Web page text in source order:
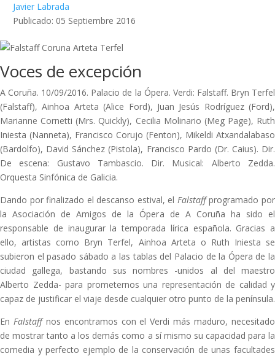
Javier Labrada
Publicado: 05 Septiembre 2016
Voces de excepción
A Coruña. 10/09/2016. Palacio de la Ópera. Verdi: Falstaff. Bryn Terfel
(Falstaff), Ainhoa Arteta (Alice Ford), Juan Jesús Rodríguez (Ford),
Marianne Cornetti (Mrs. Quickly), Cecilia Molinario (Meg Page), Ruth
Iniesta (Nanneta), Francisco Corujo (Fenton), Mikeldi Atxandalabaso
(Bardolfo), David Sánchez (Pistola), Francisco Pardo (Dr. Caius). Dir.
De escena: Gustavo Tambascio. Dir. Musical: Alberto Zedda.
Orquesta Sinfónica de Galicia.
Dando por finalizado el descanso estival, el Falstaffprogramado por
la Asociación de Amigos de la Ópera de A Coruña ha sido el
responsable de inaugurar la temporada lírica española. Gracias a
ello, artistas como Bryn Terfel, Ainhoa Arteta o Ruth Iniesta se
subieron el pasado sábado a las tablas del Palacio de la Ópera de la
ciudad gallega, bastando sus nombres -unidos al del maestro
Alberto Zedda- para prometernos una representación de calidad y
capaz de justificar el viaje desde cualquier otro punto de la península.
En Falstaffnos encontramos con el Verdi más maduro, necesitado
de mostrar tanto a los demás como a sí mismo su capacidad para la
comedia y perfecto ejemplo de la conservación de unas facultades